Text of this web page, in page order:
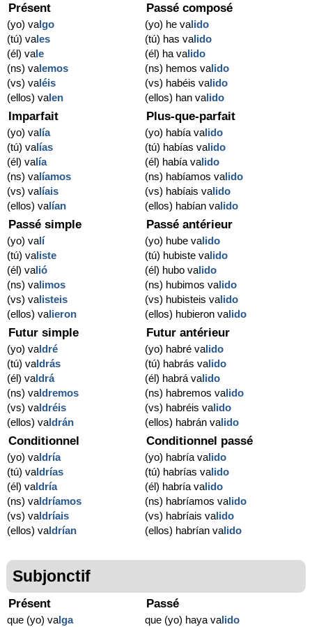
Présent
(yo) valgo
(tú) vales
(él) vale
(ns) valemos
(vs) valéis
(ellos) valen
Passé composé
(yo) he valido
(tú) has valido
(él) ha valido
(ns) hemos valido
(vs) habéis valido
(ellos) han valido
Imparfait
(yo) valía
(tú) valías
(él) valía
(ns) valíamos
(vs) valíais
(ellos) valían
Plus-que-parfait
(yo) había valido
(tú) habías valido
(él) había valido
(ns) habíamos valido
(vs) habíais valido
(ellos) habían valido
Passé simple
(yo) valí
(tú) valiste
(él) valió
(ns) valimos
(vs) valisteis
(ellos) valieron
Passé antérieur
(yo) hube valido
(tú) hubiste valido
(él) hubo valido
(ns) hubimos valido
(vs) hubisteis valido
(ellos) hubieron valido
Futur simple
(yo) valdré
(tú) valdrás
(él) valdrá
(ns) valdremos
(vs) valdréis
(ellos) valdrán
Futur antérieur
(yo) habré valido
(tú) habrás valido
(él) habrá valido
(ns) habremos valido
(vs) habréis valido
(ellos) habrán valido
Conditionnel
(yo) valdría
(tú) valdrías
(él) valdría
(ns) valdríamos
(vs) valdríais
(ellos) valdrían
Conditionnel passé
(yo) habría valido
(tú) habrías valido
(él) habría valido
(ns) habríamos valido
(vs) habríais valido
(ellos) habrían valido
Subjonctif
Présent
que (yo) valga
Passé
que (yo) haya valido